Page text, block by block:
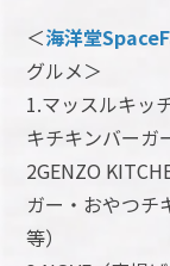
＜海洋堂
グルメ＞
1.マッスルキッ
キチキンバーガ
2GENZO
ガー・おやつチ
等）